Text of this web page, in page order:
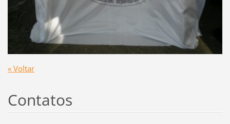
« Voltar
Contatos